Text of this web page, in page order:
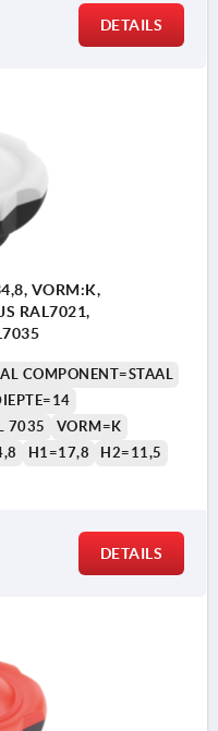
DETAILS
VORM:K,
RAL7021,
COMPONENT=STAAL
7035
VORM=K
H1=17,8 H2=11,5
DETAILS